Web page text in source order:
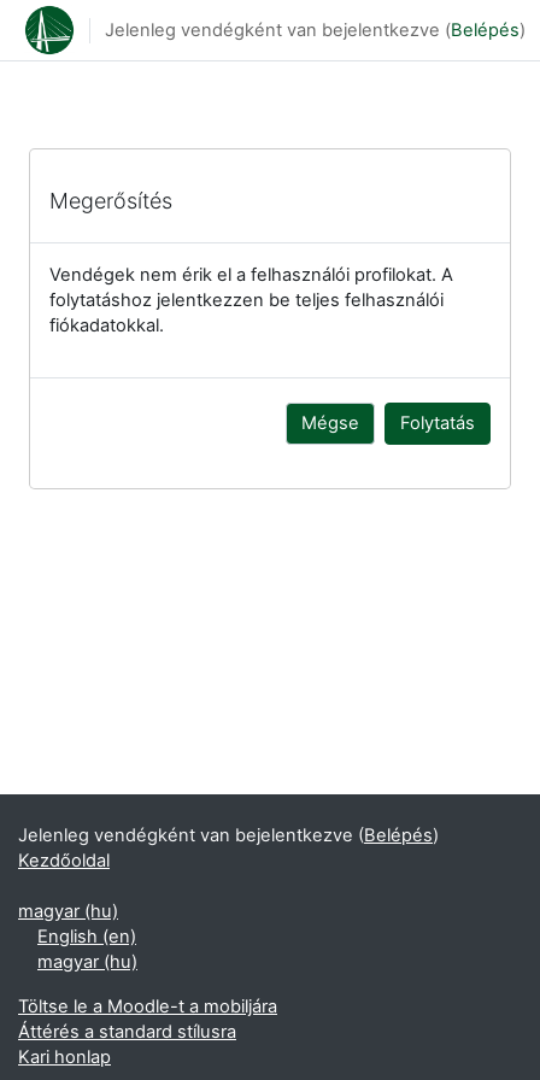
Tovább a fő tartalomhoz
Jelenleg vendégként van bejelentkezve (Belépés)
Megerősítés
Vendégek nem érik el a felhasználói profilokat. A
folytatáshoz jelentkezzen be teljes felhasználói
fiókadatokkal.
Mégse Folytatás
Jelenleg vendégként van bejelentkezve (Belépés)
Kezdőoldal
magyar ‎(hu)‎
English ‎(en)‎
magyar ‎(hu)‎
Töltse le a Moodle-t a mobiljára
Áttérés a standard stílusra
Kari honlap